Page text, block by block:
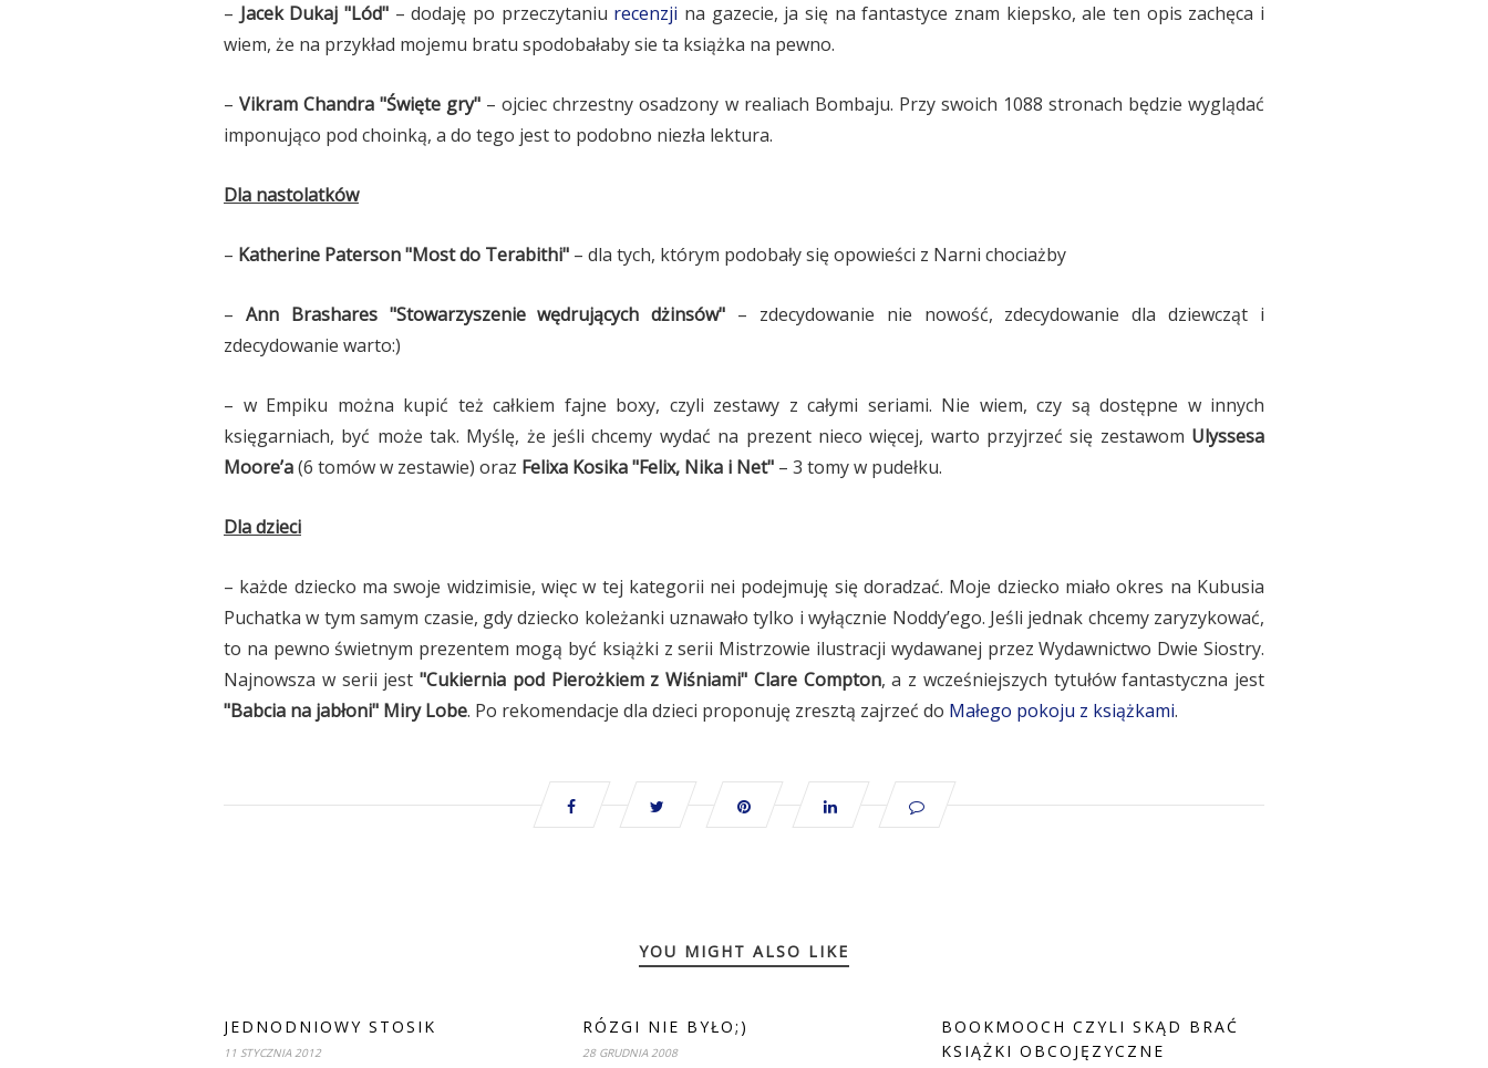
– Jacek Dukaj "Lód" – dodaję po przeczytaniu recenzji na gazecie, ja się na fantastyce znam kiepsko, ale ten opis zachęca i
wiem, że na przykład mojemu bratu spodobałaby sie ta książka na pewno.
–Vikram Chandra "Święte gry" – ojciec chrzestny osadzony w realiach Bombaju. Przy swoich 1088 stronach będzie wyglądać
imponująco pod choinką, a do tego jest to podobno niezła lektura.
Dla nastolatków
– Katherine Paterson "Most do Terabithi" – dla tych, którym podobały się opowieści z Narni chociażby
– Ann Brashares "Stowarzyszenie wędrujących dżinsów" – zdecydowanie nie nowość, zdecydowanie dla dziewcząt i
zdecydowanie warto:)
– w Empiku można kupić też całkiem fajne boxy, czyli zestawy z całymi seriami. Nie wiem, czy są dostępne w innych
księgarniach, być może tak. Myślę, że jeśli chcemy wydać na prezent nieco więcej, warto przyjrzeć się zestawom Ulyssesa
Moore’a(6 tomów w zestawie) oraz Felixa Kosika "Felix, Nika i Net" – 3 tomy w pudełku.
Dla dzieci
– każde dziecko ma swoje widzimisie, więc w tej kategorii nei podejmuję się doradzać. Moje dziecko miało okres na Kubusia
Puchatka w tym samym czasie, gdy dziecko koleżanki uznawało tylko i wyłącznie Noddy’ego. Jeśli jednak chcemy zaryzykować,
to na pewno świetnym prezentem mogą być książki z serii Mistrzowie ilustracji wydawanej przez Wydawnictwo Dwie Siostry.
Najnowsza w serii jest "Cukiernia pod Pierożkiem z Wiśniami" Clare Compton, a z wcześniejszych tytułów fantastyczna jest
"Babcia na jabłoni" Miry Lobe. Po rekomendacje dla dzieci proponuję zresztą zajrzeć do Małego pokoju z książkami.
YOU MIGHT ALSO LIKE
JEDNODNIOWY STOSIK
11 STYCZNIA 2012
RÓZGI NIE BYŁO;)
28 GRUDNIA 2008
BOOKMOOCH CZYLI SKĄD BRAĆ
KSIĄŻKI OBCOJĘZYCZNE